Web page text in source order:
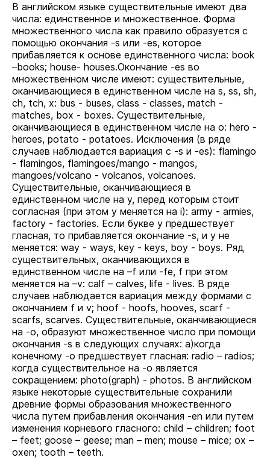
В английском языке существительные имеют два
числа: единственное и множественное. Форма
множественного числа как правило образуется с
помощью окончания -s или -es, которое
прибавляется к основе единственного числа: book
–books; house- houses.Окончание -es во
множественном числе имеют: существительные,
оканчивающиеся в единственном числе на s, ss, sh,
ch, tch, x: bus - buses, class - classes, match -
matches, box - boxes. Существительные,
оканчивающиеся в единственном числе на o: hero -
heroes, potato - potatoes. Исключения (в ряде
случаев наблюдается вариация с -s и -es): flamingo
- flamingos, flamingoes/mango - mangos,
mangoes/volcano - volcanos, volcanoes.
Существительные, оканчивающиеся в
единственном числе на y, перед которым стоит
согласная (при этом y меняется на i): army - armies,
factory - factories. Если букве у предшествует
гласная, то прибавляется окончание -s, и у не
меняется: way - ways, key - keys, boy - boys. Ряд
существительных, оканчивающихся в
единственном числе на –f или -fe, f при этом
меняется на –v: calf – calves, life - lives. В ряде
случаев наблюдается вариация между формами с
окончанием f и v; hoof - hoofs, hooves, scarf -
scarfs, scarves. Существительные, оканчивающиеся
на -о, образуют множественное число при помощи
окончания -s в следующих случаях: а)когда
конечному -о предшествует гласная: radio – radios;
когда существительное на -о является
сокращением: photo(graph) - photos. В английском
языке некоторые существительные сохранили
древние формы образования множественного
числа путем прибавления окончания -en или путем
изменения корневого гласного: child – children; foot
– feet; goose – geese; man – men; mouse – mice; ox –
oxen; tooth – teeth.